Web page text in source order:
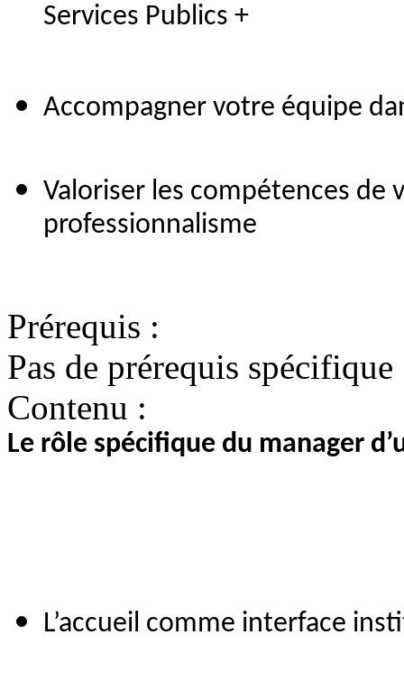
Services Publics +
Accompagner votre équipe
Valoriser les compétences de
professionnalisme
Prérequis :
Pas de prérequis spécifique
Contenu :
Le rôle spécifique du manager
L’accueil comme interface